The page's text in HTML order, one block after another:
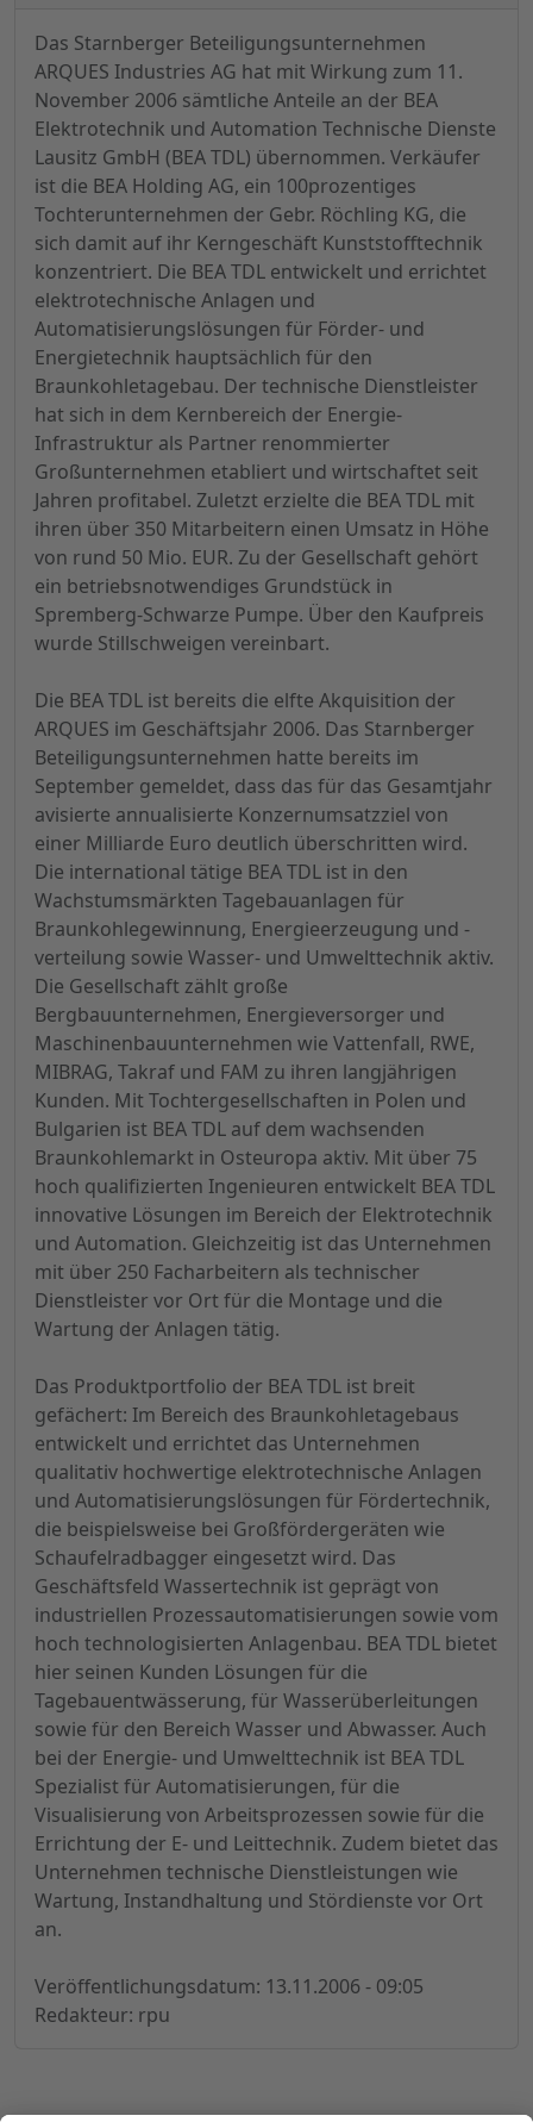
Das Starnberger Beteiligungsunternehmen
ARQUES Industries AG hat mit Wirkung zum 11.
November 2006 sämtliche Anteile an der BEA
Elektrotechnik und Automation Technische Dienste
Lausitz GmbH (BEA TDL) übernommen. Verkäufer
ist die BEA Holding AG, ein 100prozentiges
Tochterunternehmen der Gebr. Röchling KG, die
sich damit auf ihr Kerngeschäft Kunststofftechnik
konzentriert. Die BEA TDL entwickelt und errichtet
elektrotechnische Anlagen und
Automatisierungslösungen für Förder- und
Energietechnik hauptsächlich für den
Braunkohletagebau. Der technische Dienstleister
hat sich in dem Kernbereich der Energie-
Infrastruktur als Partner renommierter
Großunternehmen etabliert und wirtschaftet seit
Jahren profitabel. Zuletzt erzielte die BEA TDL mit
ihren über 350 Mitarbeitern einen Umsatz in Höhe
von rund 50 Mio. EUR. Zu der Gesellschaft gehört
ein betriebsnotwendiges Grundstück in
Spremberg-Schwarze Pumpe. Über den Kaufpreis
wurde Stillschweigen vereinbart.
Die BEA TDL ist bereits die elfte Akquisition der
ARQUES im Geschäftsjahr 2006. Das Starnberger
Beteiligungsunternehmen hatte bereits im
September gemeldet, dass das für das Gesamtjahr
avisierte annualisierte Konzernumsatzziel von
einer Milliarde Euro deutlich überschritten wird.
Die international tätige BEA TDL ist in den
Wachstumsmärkten Tagebauanlagen für
Braunkohlegewinnung, Energieerzeugung und -
verteilung sowie Wasser- und Umwelttechnik aktiv.
Die Gesellschaft zählt große
Bergbauunternehmen, Energieversorger und
Maschinenbauunternehmen wie Vattenfall, RWE,
MIBRAG, Takraf und FAM zu ihren langjährigen
Kunden. Mit Tochtergesellschaften in Polen und
Bulgarien ist BEA TDL auf dem wachsenden
Braunkohlemarkt in Osteuropa aktiv. Mit über 75
hoch qualifizierten Ingenieuren entwickelt BEA TDL
innovative Lösungen im Bereich der Elektrotechnik
und Automation. Gleichzeitig ist das Unternehmen
mit über 250 Facharbeitern als technischer
Dienstleister vor Ort für die Montage und die
Wartung der Anlagen tätig.
Das Produktportfolio der BEA TDL ist breit
gefächert: Im Bereich des Braunkohletagebaus
entwickelt und errichtet das Unternehmen
qualitativ hochwertige elektrotechnische Anlagen
und Automatisierungslösungen für Fördertechnik,
die beispielsweise bei Großfördergeräten wie
Schaufelradbagger eingesetzt wird. Das
Geschäftsfeld Wassertechnik ist geprägt von
industriellen Prozessautomatisierungen sowie vom
hoch technologisierten Anlagenbau. BEA TDL bietet
hier seinen Kunden Lösungen für die
Tagebauentwässerung, für Wasserüberleitungen
sowie für den Bereich Wasser und Abwasser. Auch
bei der Energie- und Umwelttechnik ist BEA TDL
Spezialist für Automatisierungen, für die
Visualisierung von Arbeitsprozessen sowie für die
Errichtung der E- und Leittechnik. Zudem bietet das
Unternehmen technische Dienstleistungen wie
Wartung, Instandhaltung und Stördienste vor Ort
an.
Veröffentlichungsdatum: 13.11.2006 - 09:05
Redakteur: rpu